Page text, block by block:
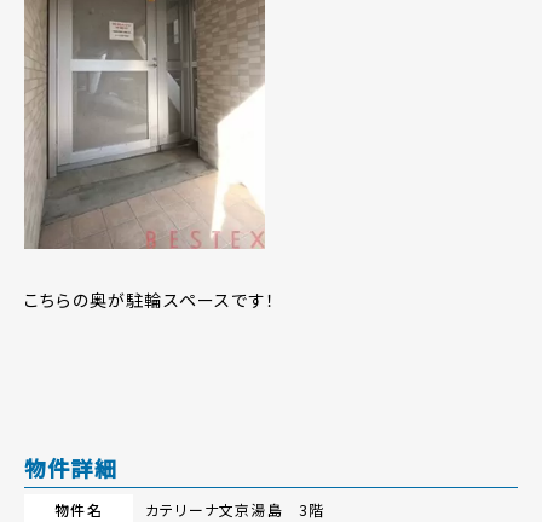
こちらの奥が駐輪スペースです！
物件詳細
物件名
カテリーナ文京湯島 3階